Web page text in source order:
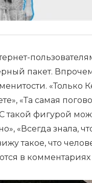
пакет.
«Только
«Та самая
такой фигурой
«Всегда знала,
такое, что
в комментариях